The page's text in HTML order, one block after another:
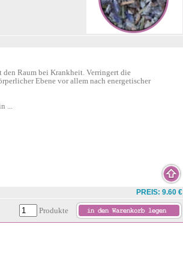
Raum bei Krankheit. Verringert die
Ebene vor allem nach energetischer
...
PREIS: 9.60 €
Produkte